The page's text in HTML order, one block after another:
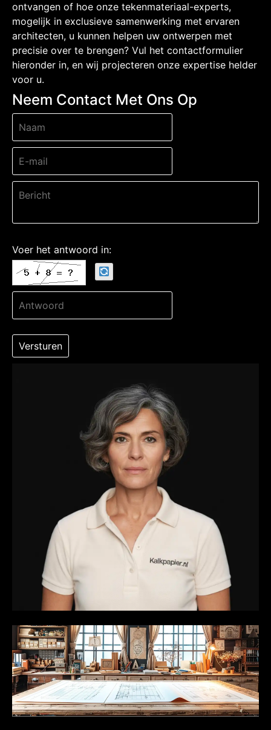
ontvangen of hoe onze tekenmateriaal-experts,
mogelijk in exclusieve samenwerking met ervaren
architecten, u kunnen helpen uw ontwerpen met
precisie over te brengen? Vul het contactformulier
hieronder in, en wij projecteren onze expertise helder
voor u.
Neem Contact Met Ons Op
Voer het antwoord in: